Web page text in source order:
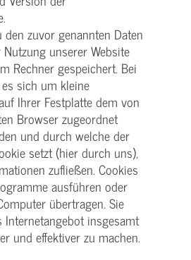
zuvor genannten Daten
unserer Website
Rechner gespeichert. Bei
sich um kleine
Ihrer Festplatte dem von
Browser zugeordnet
und durch welche der
setzt (hier durch uns),
zufließen. Cookies
ausführen oder
übertragen. Sie
Internetangebot insgesamt
und effektiver zu machen.